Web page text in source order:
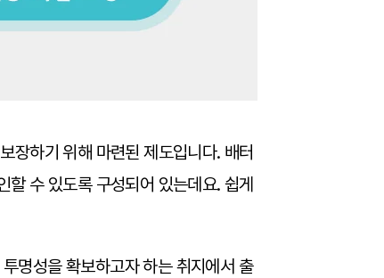
장하기 위해 마련된 제도입니다. 배터
할 수 있도록 구성되어 있는데요. 쉽게
명성을 확보하고자 하는 취지에서 출